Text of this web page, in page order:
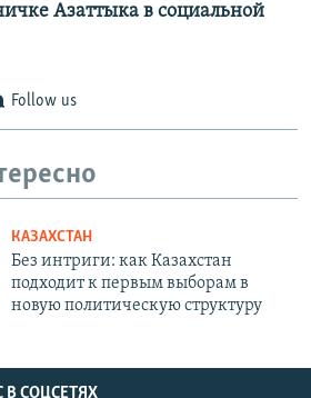
Азаттыка в социальной
Follow us
КАЗАХСТАН
Без интриги: как Казахстан
подходит к первым выборам в
новую политическую структуру
СОЦСЕТЯХ